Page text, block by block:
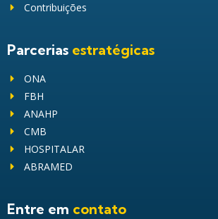
Contribuições
Parcerias estratégicas
ONA
FBH
ANAHP
CMB
HOSPITALAR
ABRAMED
Entre em contato